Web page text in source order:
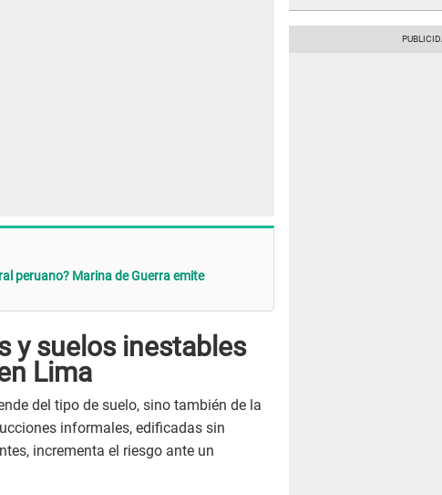
peruano? Marina de Guerra emite
y suelos inestables
Lima
del tipo de suelo, sino también de la
informales, edificadas sin
incrementa el riesgo ante un